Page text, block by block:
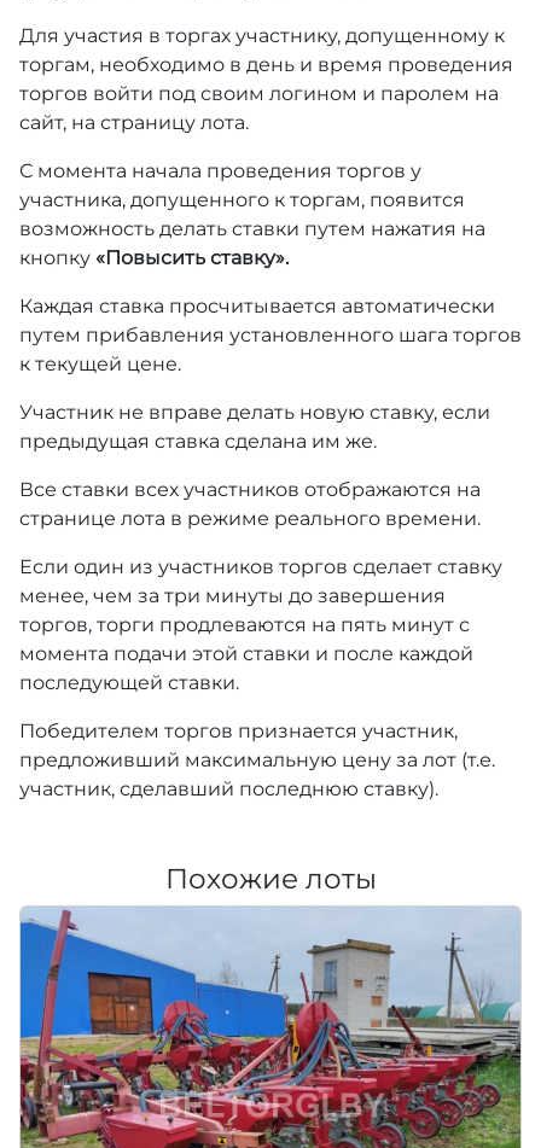
Для участия в торгах участнику, допущенному к
торгам, необходимо в день и время проведения
торгов войти под своим логином и паролем на
сайт, на страницу лота.
С момента начала проведения торгов у
участника, допущенного к торгам, появится
возможность делать ставки путем нажатия на
кнопку «Повысить ставку».
Каждая ставка просчитывается автоматически
путем прибавления установленного шага торгов
к текущей цене.
Участник не вправе делать новую ставку, если
предыдущая ставка сделана им же.
Все ставки всех участников отображаются на
странице лота в режиме реального времени.
Если один из участников торгов сделает ставку
менее, чем за три минуты до завершения
торгов, торги продлеваются на пять минут с
момента подачи этой ставки и после каждой
последующей ставки.
Победителем торгов признается участник,
предложивший максимальную цену за лот (т.е.
участник, сделавший последнюю ставку).
Похожие лоты